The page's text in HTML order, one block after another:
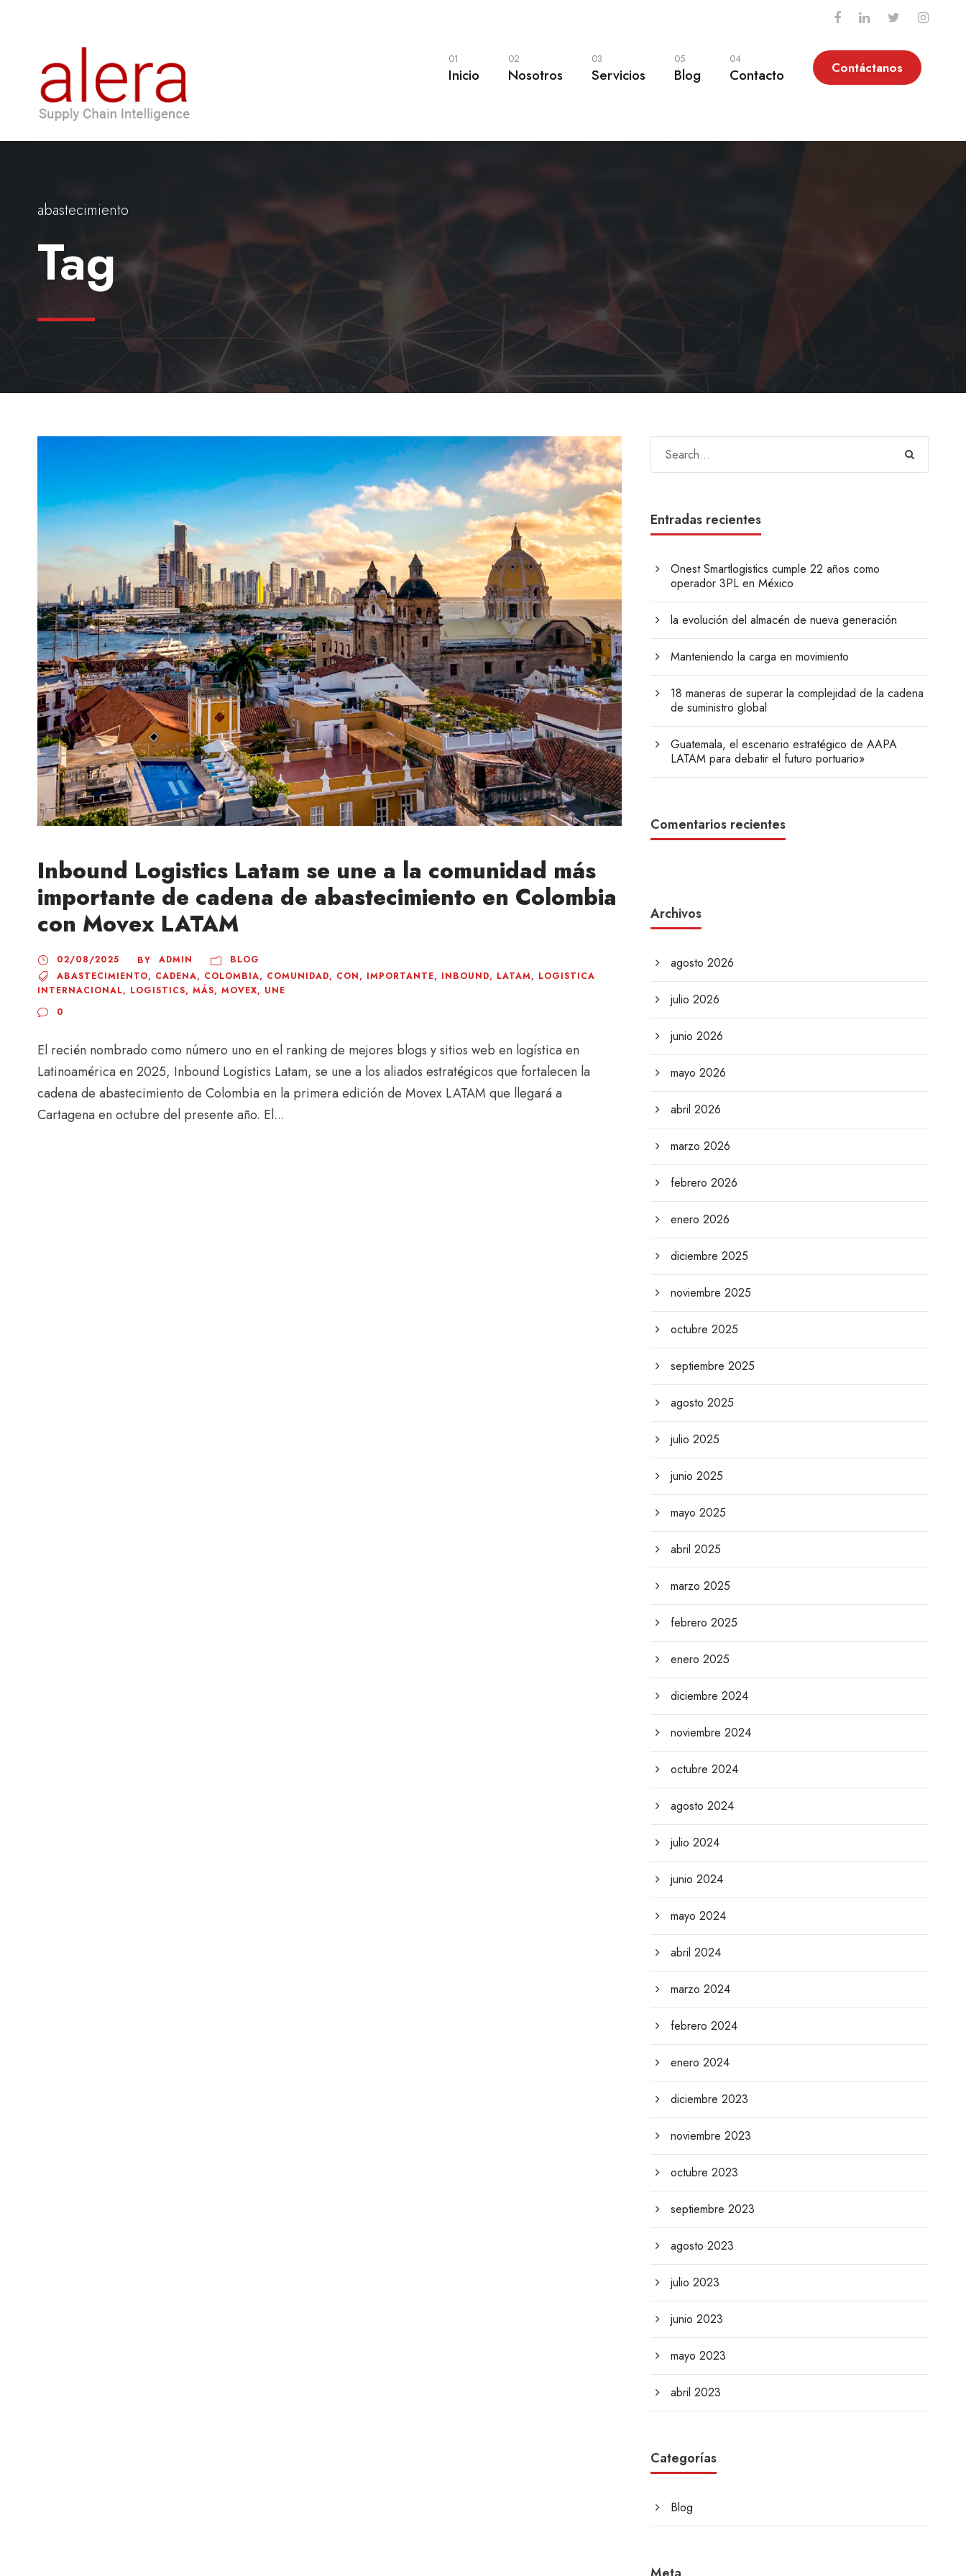
01
Inicio
02
Nosotros
03
Servicios
05
Blog
04
Contacto Contáctanos
abastecimiento
Tag
Inbound Logistics Latam se une a la comunidad más
importante de cadena de abastecimiento en Colombia
con Movex LATAM
02/08/2025 BY ADMIN
BLOG
ABASTECIMIENTO, CADENA, COLOMBIA, COMUNIDAD, CON, IMPORTANTE, INBOUND, LATAM, LOGISTICA
INTERNACIONAL, LOGISTICS, MÁS, MOVEX, UNE
0
El recién nombrado como número uno en el ranking de mejores blogs y sitios web en logística en
Latinoamérica en 2025, Inbound Logistics Latam, se une a los aliados estratégicos que fortalecen la
cadena de abastecimiento de Colombia en la primera edición de Movex LATAM que llegará a
Cartagena en octubre del presente año. El...
Entradas recientes
Onest Smartlogistics cumple 22 años como
operador 3PL en México
la evolución del almacén de nueva generación
Manteniendo la carga en movimiento
18 maneras de superar la complejidad de la cadena
de suministro global
Guatemala, el escenario estratégico de AAPA
LATAM para debatir el futuro portuario»
Comentarios recientes
Archivos
agosto 2026
julio 2026
junio 2026
mayo 2026
abril 2026
marzo 2026
febrero 2026
enero 2026
diciembre 2025
noviembre 2025
octubre 2025
septiembre 2025
agosto 2025
julio 2025
junio 2025
mayo 2025
abril 2025
marzo 2025
febrero 2025
enero 2025
diciembre 2024
noviembre 2024
octubre 2024
agosto 2024
julio 2024
junio 2024
mayo 2024
abril 2024
marzo 2024
febrero 2024
enero 2024
diciembre 2023
noviembre 2023
octubre 2023
septiembre 2023
agosto 2023
julio 2023
junio 2023
mayo 2023
abril 2023
Categorías
Blog